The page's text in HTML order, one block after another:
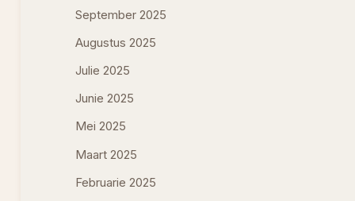
September 2025
Augustus 2025
Julie 2025
Junie 2025
Mei 2025
Maart 2025
Februarie 2025